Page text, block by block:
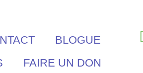
BLOGUE
FAIRE UN DON